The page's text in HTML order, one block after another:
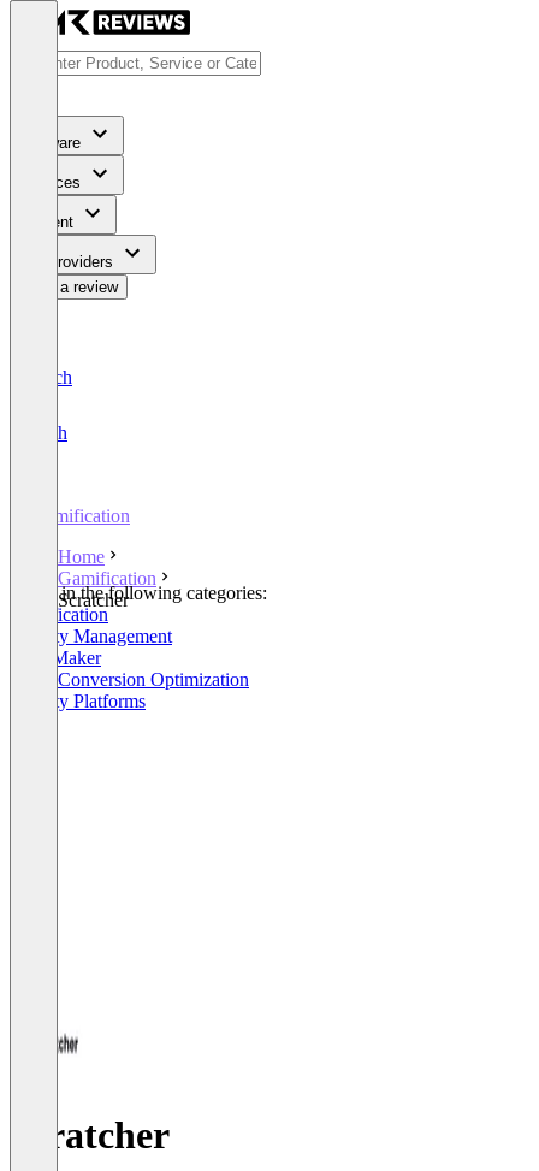
Software
Services
Content
For Providers
Write a review
Deutsch
English
Gamification
Home
Gamification
Scratcher
Listed in the following categories:
Gamification
Loyalty Management
Quiz Maker
Other Conversion Optimization
Loyalty Platforms
Scratcher